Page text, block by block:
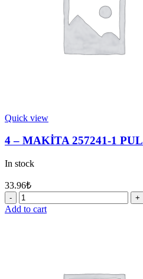
Quick view
4 – MAKİTA 257241-1 PUL
In stock
33.96₺
4
-
Add to cart